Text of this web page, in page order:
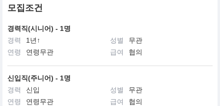
모집조건
경력직(시니어) - 1명
경력
1년↑ 성별
무관
연령
연령무관 급여 협의
신입직(주니어) - 1명
경력
신입 성별
무관
연령
연령무관 급여 협의